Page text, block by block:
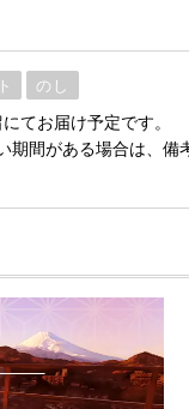
のし
てお届け予定です。
期間がある場合は、備